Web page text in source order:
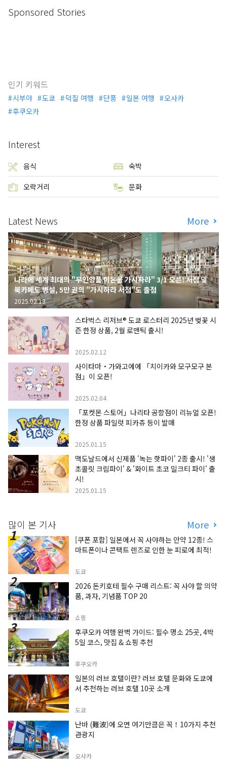
Sponsored Stories
인기 키워드
시부야 도쿄 덕질 여행 단풍 일본 여행
오사카
후쿠오카
Interest
음식 숙박
오락거리 문화
Latest News More
나라에 세계 최대의 "무인양품 이온몰 가시하라" 3/1 오픈! 서점 및
북카페도 병설, 5만 권의 "가시하라 서점"도 출점
2025.02.13
스타벅스 리저브® 도쿄 로스터리 2025년 벚꽃 시
즌 한정 상품, 2월 로맨틱 출시!
2025.02.12
사이타마・가와고에에 「치이카와 모구모구 본
점」이 오픈!
2025.02.04
「포켓몬 스토어」나리타 공항점이 리뉴얼 오픈!
한정 상품 파일럿 피카츄 등이 발매
2025.01.15
맥도날드에서 신제품 '녹는 핫파이' 2종 출시! '생
초콜릿 크림파이' & '화이트 초코 밀크티 파이' 출
시!
2025.01.15
많이 본 기사 More
[쿠폰 포함] 일본에서 꼭 사야하는 안약 12종! 스
마트폰이나 콘택트 렌즈로 인한 눈 피로에 최적!
도쿄
2026 돈키호테 필수 구매 리스트: 꼭 사야 할 의약
품, 과자, 기념품 TOP 20
쇼핑
후쿠오카 여행 완벽 가이드: 필수 명소 25곳, 4박
5일 코스, 맛집 & 쇼핑 추천
후쿠오카
일본의 러브 호텔이란? 러브 호텔 문화와 도쿄에
서 추천하는 러브 호텔 10곳 소개
도쿄
난바 (難波)에 오면 여기만큼은 꼭！10가지 추천
관광지
오사카